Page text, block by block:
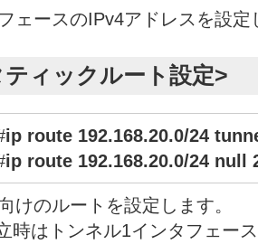
ェースのIPv4アドレスを設定
ィックルート設定>
ip route 192.168.20.0/24
ip route 192.168.20.0/24 null
けのルートを設定します。
時はトンネル1インタフェー